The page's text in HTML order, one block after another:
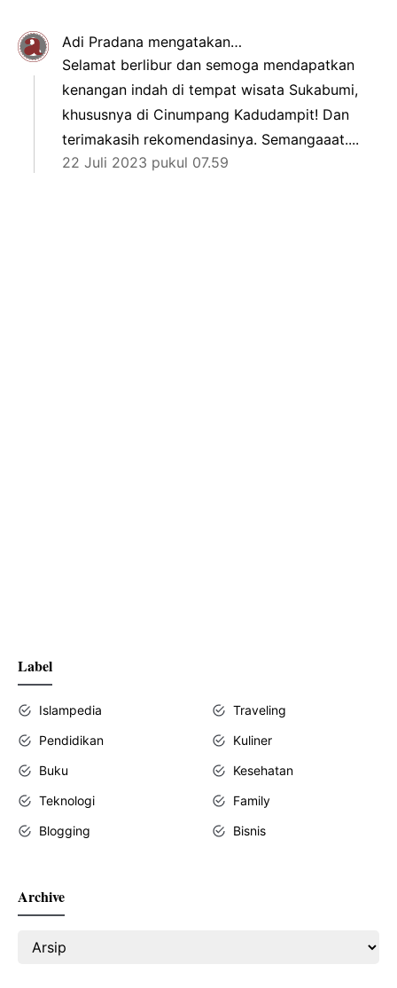
Adi Pradana mengatakan…
Selamat berlibur dan semoga mendapatkan
kenangan indah di tempat wisata Sukabumi,
khususnya di Cinumpang Kadudampit! Dan
terimakasih rekomendasinya. Semangaaat....
22 Juli 2023 pukul 07.59
Label
Islampedia
Traveling
Pendidikan
Kuliner
Buku
Kesehatan
Teknologi
Family
Blogging
Bisnis
Archive